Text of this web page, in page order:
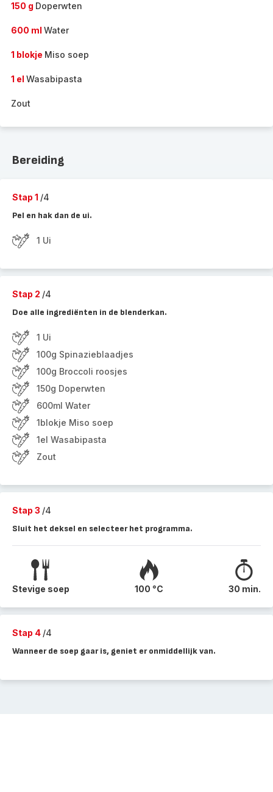
150 g Doperwten
600 ml Water
1 blokje Miso soep
1 el Wasabipasta
Zout
Bereiding
Stap 1 /4
Pel en hak dan de ui.
1 Ui
Stap 2 /4
Doe alle ingrediënten in de blenderkan.
1 Ui
100g Spinazieblaadjes
100g Broccoli roosjes
150g Doperwten
600ml Water
1blokje Miso soep
1el Wasabipasta
Zout
Stap 3 /4
Sluit het deksel en selecteer het programma.
Stevige soep 100 °C 30 min.
Stap 4 /4
Wanneer de soep gaar is, geniet er onmiddellijk van.